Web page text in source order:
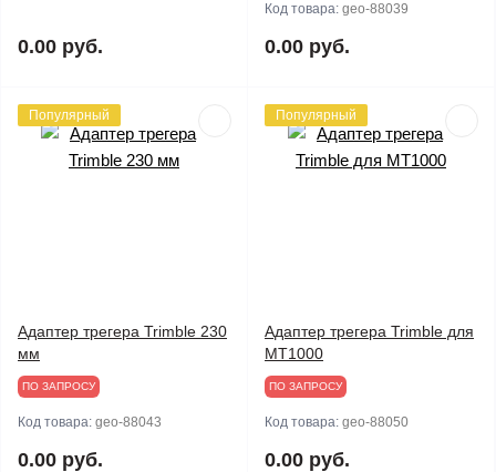
0.00 руб.
Код товара: geo-88039
0.00 руб.
Популярный
Адаптер трегера Trimble 230
мм
ПО ЗАПРОСУ
Код товара: geo-88043
0.00 руб.
Популярный
Адаптер трегера Trimble для
MT1000
ПО ЗАПРОСУ
Код товара: geo-88050
0.00 руб.